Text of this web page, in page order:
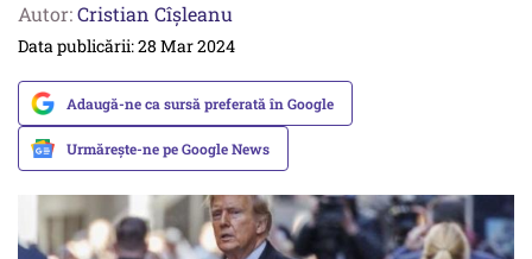
Autor:Cristian Cîșleanu
Data publicării: 28 Mar 2024
Adaugă-ne ca sursă preferată în Google
Urmărește-ne pe Google News